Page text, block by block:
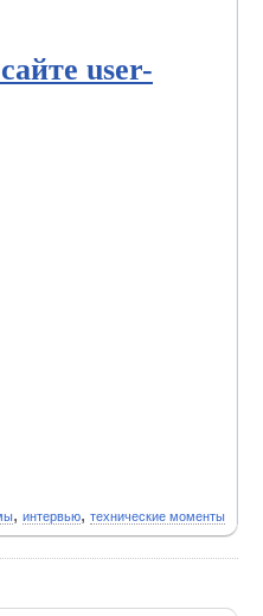
user-
, интервью, технические моменты